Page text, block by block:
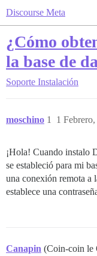
Discourse Meta
¿Cómo
la base de
Soporte Instalación
moschino 1
1
¡Hola! Cuando instalo
se estableció para mi
una conexión remota a
establece una
Canapin (Coin-coin le